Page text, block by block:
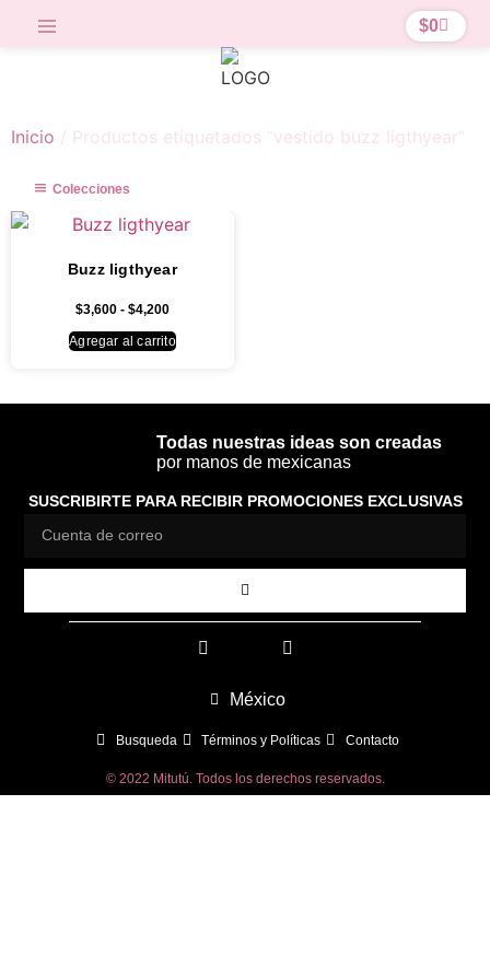
$0
Inicio / Productos etiquetados “vestido buzz ligthyear”
Colecciones
Buzz ligthyear
$3,600 - $4,200
Agregar al carrito
Todas nuestras ideas son creadas
por manos de mexicanas
SUSCRIBIRTE PARA RECIBIR PROMOCIONES EXCLUSIVAS
México
Busqueda Términos y Políticas Contacto
© 2022 Mitutú. Todos los derechos reservados.